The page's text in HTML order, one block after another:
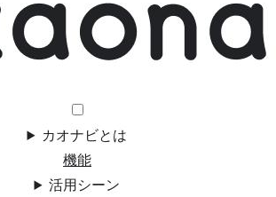
カオナビとは
機能
活用シーン